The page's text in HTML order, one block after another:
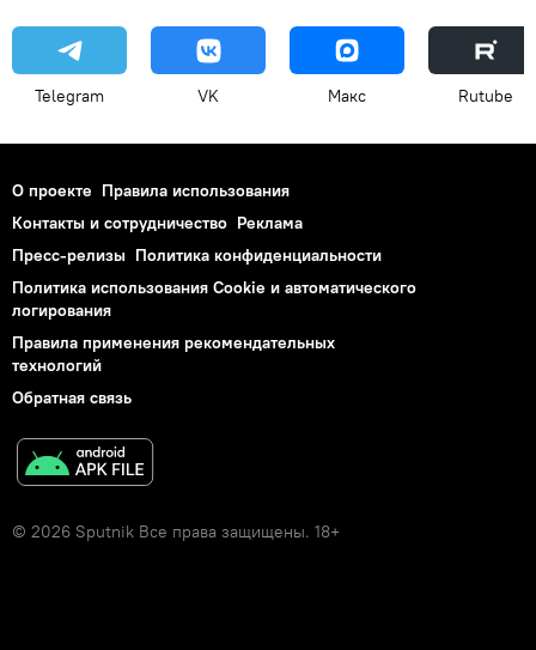
Telegram VK Макс Rutube
О проекте Правила использования
Контакты и сотрудничество Реклама
Пресс-релизы Политика конфиденциальности
Политика использования Cookie и автоматического
логирования
Правила применения рекомендательных
технологий
Обратная связь
© 2026 Sputnik Все права защищены. 18+